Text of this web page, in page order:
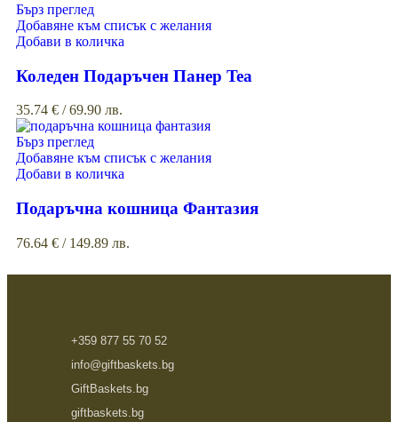
Бърз преглед
Добавяне към списък с желания
Добави в количка
Коледен Подаръчен Панер Tea
35.74 € / 69.90 лв.
Бърз преглед
Добавяне към списък с желания
Добави в количка
Подаръчна кошница Фантазия
76.64 € / 149.89 лв.
+359 877 55 70 52
info@giftbaskets.bg
GiftBaskets.bg
giftbaskets.bg